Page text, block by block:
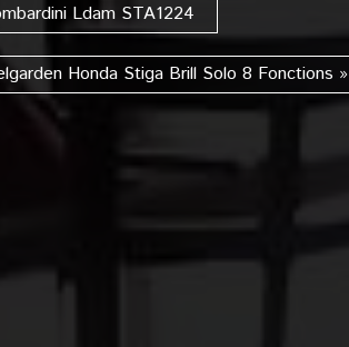
Ldam STA1224
Honda Stiga Brill Solo 8 Fonctions »